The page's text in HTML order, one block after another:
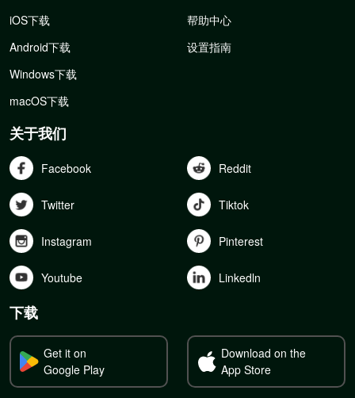
iOS下载
Android下载
Windows下载
macOS下载
帮助中心
设置指南
关于我们
Facebook Reddit
Twitter Tiktok
Instagram Pinterest
Youtube Linkedln
下载
Get it on
Google Play
Download on the
App Store